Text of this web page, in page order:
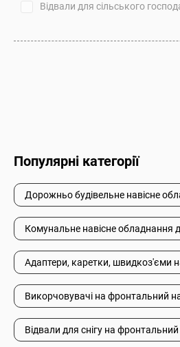
Відвали для сільського
Популярні категорії
Дорожньо будівельне навісне
Комунальне навісне
Адаптери, каретки, швидкоз'єми
Викорчовувачі на фронтальний
Відвали для снігу на